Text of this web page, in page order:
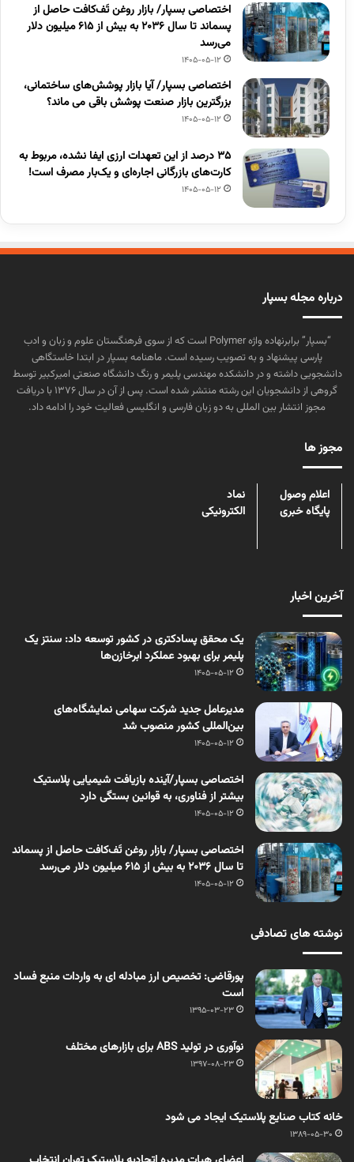
اختصاصی بسپار/ بازار روغن تَف‌کافت حاصل از
پسماند تا سال ۲۰۳۶ به بیش از ۶۱۵ میلیون دلار
می‌رسد
1405-05-12
اختصاصی بسپار/ آیا بازار پوشش‌های ساختمانی،
بزرگترین بازار صنعت پوشش باقی می ماند؟
1405-05-12
۳۵ درصد از این تعهدات ارزی ایفا نشده، مربوط به
کارت‌های بازرگانی اجاره‌ای و یک‌بار مصرف است!
1405-05-12
درباره مجله بسپار
“بسپار” برابرنهاده واژه Polymer است که از سوی فرهنگستان علوم و زبان و ادب
پارسی پیشنهاد و به تصویب رسیده است. ماهنامه بسپار در ابتدا خاستگاهی
دانشجویی داشته و در دانشکده مهندسی پلیمر و رنگ دانشگاه صنعتی امیرکبیر توسط
گروهی از دانشجویان این رشته منتشر شده است. پس از آن در سال ۱۳۷۶ با دریافت
مجوز انتشار بین المللی به دو زبان فارسی و انگلیسی فعالیت خود را ادامه داد.
مجوز ها
اعلام وصول
پایگاه خبری
نماد
الکترونیکی
آخرین اخبار
یک محقق پسادکتری در کشور توسعه داد: سنتز یک
پلیمر برای بهبود عملکرد ابرخازن‌ها
1405-05-12
مدیرعامل جدید شرکت سهامی نمایشگاه‌های
بین‌المللی کشور منصوب شد
1405-05-12
اختصاصی بسپار/آینده بازیافت شیمیایی پلاستیک
بیشتر از فناوری، به قوانین بستگی دارد
1405-05-12
اختصاصی بسپار/ بازار روغن تَف‌کافت حاصل از پسماند
تا سال ۲۰۳۶ به بیش از ۶۱۵ میلیون دلار می‌رسد
1405-05-12
نوشته های تصادفی
پورقاضی: تخصیص ارز مبادله ای به واردات منبع فساد
است
1395-03-23
نوآوری در تولید ABS برای بازارهای مختلف
1397-08-23
خانه کتاب صنایع پلاستیک ایجاد می شود
1389-05-30